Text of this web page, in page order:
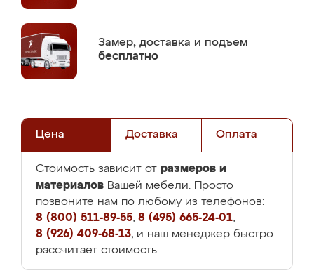
Замер, доставка и подъем
бесплатно
Цена Доставка Оплата
Стоимость зависит от размеров и
материалов Вашей мебели. Просто
позвоните нам по любому из телефонов:
8 (800) 511-89-55, 8 (495) 665-24-01,
8 (926) 409-68-13, и наш менеджер быстро
рассчитает стоимость.